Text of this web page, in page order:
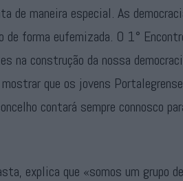
de maneira especial. As
de forma eufemizada. O 1°
na construção da nossa
que os jovens
contará sempre connosco
explica que «somos um grupo